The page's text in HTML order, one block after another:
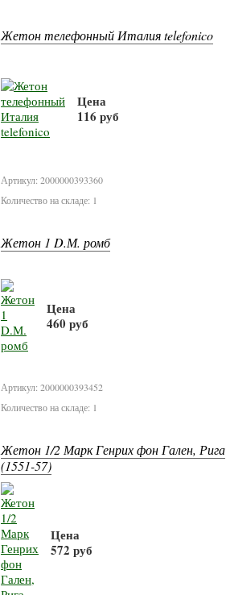
Жетон телефонный Италия telefonico
Цена
116 руб
Артикул: 2000000393360
Количество на складе: 1
Жетон 1 D.М. ромб
Цена
460 руб
Артикул: 2000000393452
Количество на складе: 1
Жетон 1/2 Марк Генрих фон Гален, Рига
(1551-57)
Цена
572 руб